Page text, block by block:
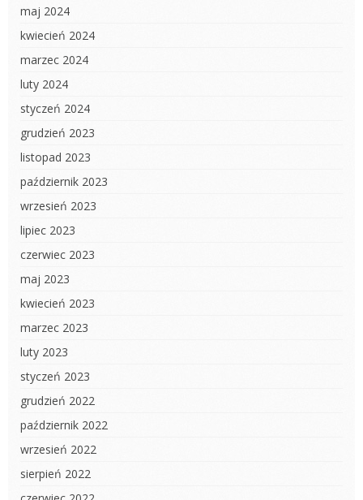
maj 2024
kwiecień 2024
marzec 2024
luty 2024
styczeń 2024
grudzień 2023
listopad 2023
październik 2023
wrzesień 2023
lipiec 2023
czerwiec 2023
maj 2023
kwiecień 2023
marzec 2023
luty 2023
styczeń 2023
grudzień 2022
październik 2022
wrzesień 2022
sierpień 2022